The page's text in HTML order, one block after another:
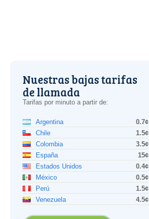
Nuestras bajas tarifas
de llamada
Tarifas por minuto a partir de:
Argentina
0.7¢
Chile
1.5¢
Colombia
3.5¢
España
15¢
Estados Unidos
0.4¢
México
0.5¢
Perú
1.5¢
Venezuela
4.5¢